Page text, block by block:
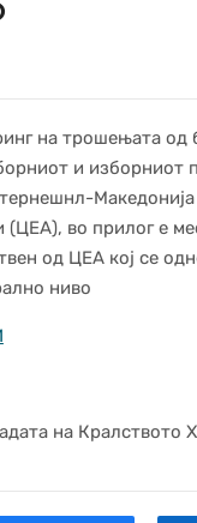
на трошењата од
и изборниот
во прилог е
од ЦЕА кој се
ниво
на Кралството